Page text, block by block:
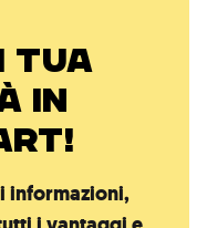
TUA
IN
informazioni,